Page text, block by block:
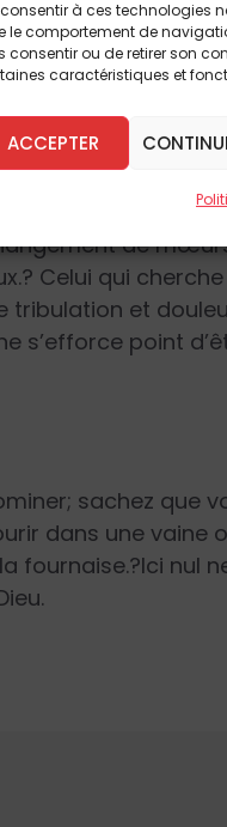
à ces technologies
le comportement de
consentir ou de retirer son
caractéristiques et
ACCEPTER
! ?Si vous
comme étranger
le monde, si
de
Celui qui
et
s’efforce point
sachez que
dans une vaine
nul